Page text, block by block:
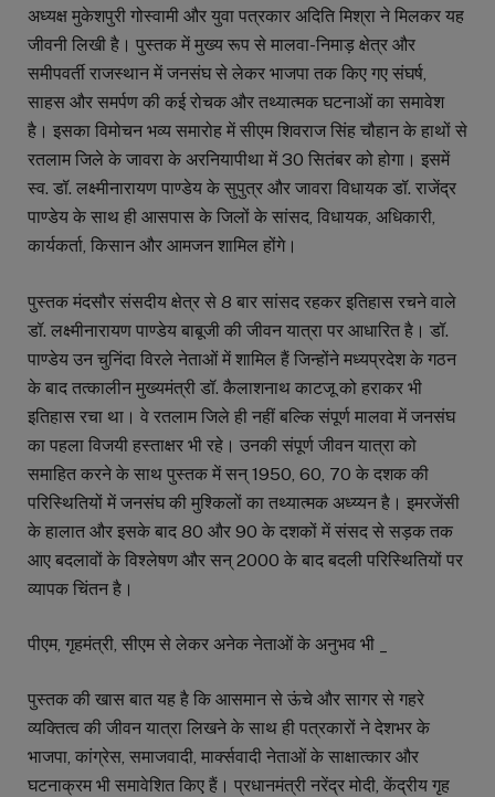
अध्यक्ष मुकेशपुरी गोस्वामी और युवा पत्रकार अदिति मिश्रा ने मिलकर यह
जीवनी लिखी है। पुस्तक में मुख्य रूप से मालवा-निमाड़ क्षेत्र और
समीपवर्ती राजस्थान में जनसंघ से लेकर भाजपा तक किए गए संघर्ष,
साहस और समर्पण की कई रोचक और तथ्यात्मक घटनाओं का समावेश
है। इसका विमोचन भव्य समारोह में सीएम शिवराज सिंह चौहान के हाथों से
रतलाम जिले के जावरा के अरनियापीथा में 30 सितंबर को होगा। इसमें
स्व. डॉ. लक्ष्मीनारायण पाण्डेय के सुपुत्र और जावरा विधायक डॉ. राजेंद्र
पाण्डेय के साथ ही आसपास के जिलों के सांसद, विधायक, अधिकारी,
कार्यकर्ता, किसान और आमजन शामिल होंगे।
पुस्तक मंदसौर संसदीय क्षेत्र से 8 बार सांसद रहकर इतिहास रचने वाले
डॉ. लक्ष्मीनारायण पाण्डेय बाबूजी की जीवन यात्रा पर आधारित है। डॉ.
पाण्डेय उन चुनिंदा विरले नेताओं में शामिल हैं जिन्होंने मध्यप्रदेश के गठन
के बाद तत्कालीन मुख्यमंत्री डॉ. कैलाशनाथ काटजू को हराकर भी
इतिहास रचा था। वे रतलाम जिले ही नहीं बल्कि संपूर्ण मालवा में जनसंघ
का पहला विजयी हस्ताक्षर भी रहे। उनकी संपूर्ण जीवन यात्रा को
समाहित करने के साथ पुस्तक में सन् 1950, 60, 70 के दशक की
परिस्थितियों में जनसंघ की मुश्किलों का तथ्यात्मक अध्य्यन है। इमरजेंसी
के हालात और इसके बाद 80 और 90 के दशकों में संसद से सड़क तक
आए बदलावों के विश्लेषण और सन् 2000 के बाद बदली परिस्थितियों पर
व्यापक चिंतन है।
पीएम, गृहमंत्री, सीएम से लेकर अनेक नेताओं के अनुभव भी _
पुस्तक की खास बात यह है कि आसमान से ऊंचे और सागर से गहरे
व्यक्तित्व की जीवन यात्रा लिखने के साथ ही पत्रकारों ने देशभर के
भाजपा, कांग्रेस, समाजवादी, मार्क्सवादी नेताओं के साक्षात्कार और
घटनाक्रम भी समावेशित किए हैं। प्रधानमंत्री नरेंद्र मोदी, केंद्रीय गृह